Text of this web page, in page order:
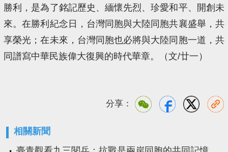
勝利，是為了銘記歷史、緬懷先烈、珍愛和平、開創未
來。在勝利紀念日，台灣同胞與大陸同胞共襄盛舉，共
享榮光；在未來，台灣同胞也必將與大陸同胞一道，共
同譜寫中華民族偉大復興的時代華章。（文/廿一）
分享：
相關新聞